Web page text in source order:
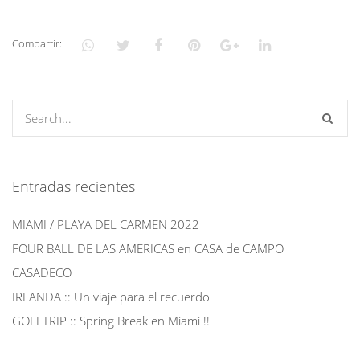
Compartir:
Entradas recientes
MIAMI / PLAYA DEL CARMEN 2022
FOUR BALL DE LAS AMERICAS en CASA de CAMPO
CASADECO
IRLANDA :: Un viaje para el recuerdo
GOLFTRIP :: Spring Break en Miami !!